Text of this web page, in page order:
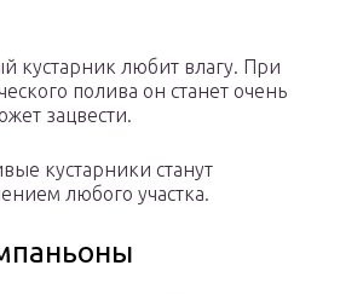
кустарник любит влагу. При
полива он станет очень
зацвести.
кустарники станут
любого участка.